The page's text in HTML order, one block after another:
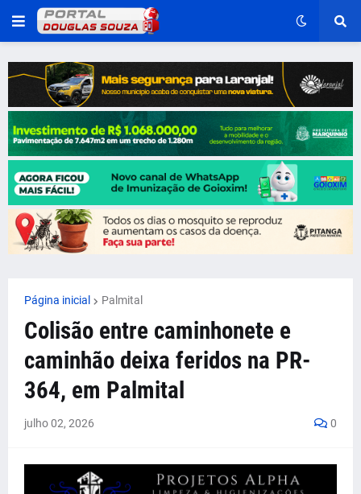
Página inicial Palmital
Colisão entre caminhonete e
caminhão deixa feridos na PR-
364, em Palmital
julho 02, 2026 0